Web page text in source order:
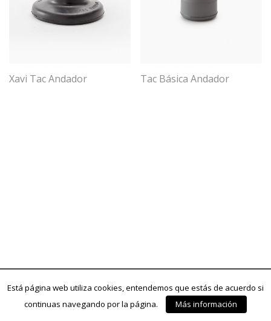
Xavi Tac Andador Tac Básica Andador
Está página web utiliza cookies, entendemos que estás de acuerdo si
continuas navegando por la página.
Más información